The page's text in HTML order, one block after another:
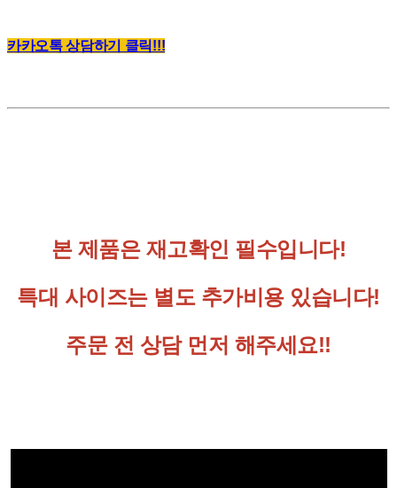
카카오톡 상담하기 클릭!!!
본 제품은 재고확인 필수입니다!
특대 사이즈는 별도 추가비용 있습니다!
주문 전 상담 먼저 해주세요!!